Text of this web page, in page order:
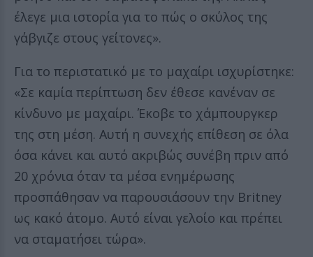
έλεγε μια ιστορία για το πώς ο σκύλος της
γάβγιζε στους γείτονες».
Για το περιστατικό με το μαχαίρι ισχυρίστηκε:
«Σε καμία περίπτωση δεν έθεσε κανέναν σε
κίνδυνο με μαχαίρι. Έκοβε το χάμπουργκερ
της στη μέση. Αυτή η συνεχής επίθεση σε όλα
όσα κάνει και αυτό ακριβώς συνέβη πριν από
20 χρόνια όταν τα μέσα ενημέρωσης
προσπάθησαν να παρουσιάσουν την Britney
ως κακό άτομο. Αυτό είναι γελοίο και πρέπει
να σταματήσει τώρα».